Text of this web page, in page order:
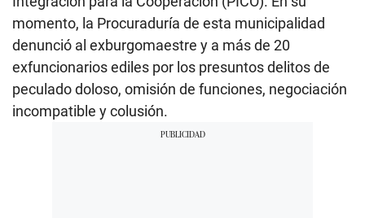
momento, la Procuraduría de esta municipalidad
denunció al exburgomaestre y a más de 20
exfuncionarios ediles por los presuntos delitos de
peculado doloso, omisión de funciones, negociación
incompatible y colusión.